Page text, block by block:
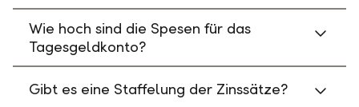
Wie hoch sind die Spesen für das
Tagesgeldkonto?
Gibt es eine Staffelung der Zinssätze?